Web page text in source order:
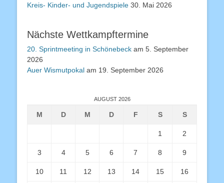
Kreis- Kinder- und Jugendspiele 30. Mai 2026
Nächste Wettkampftermine
20. Sprintmeeting in Schönebeck am 5. September
2026
Auer Wismutpokal am 19. September 2026
AUGUST 2026
M D M D F S S
1 2
3 4 5 6 7 8 9
10 11 12 13 14 15 16